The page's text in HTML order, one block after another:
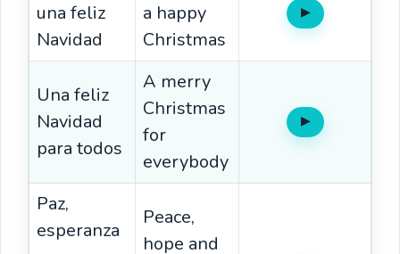
una feliz
Navidad
a happy
Christmas
▶Oír
Una feliz
Navidad
para todos
A merry
Christmas
for
everybody
▶Oír
Paz,
esperanza
Peace,
hope and